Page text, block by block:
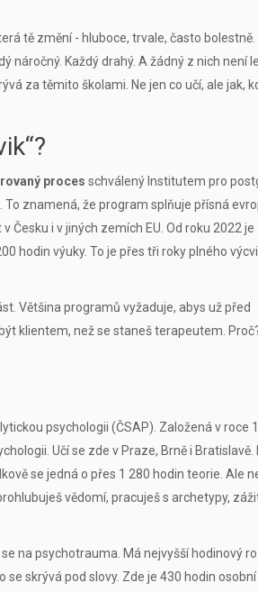
tě změní - hluboce, trvale, často bolestně.
náročný. Každý drahý. A žádný z nich není
za těmito školami. Ne jen co učí, ale jak,
proces schválený Institutem pro
. To znamená, že program splňuje přísná
i v jiných zemích EU. Od roku 2022 je
hodin výuky. To je přes tři roky plného
Většina programů vyžaduje, abys už před
klientem, než se staneš terapeutem.
psychologii (ČSAP) . Založená v roce
Učí se zde v Praze, Brně i Bratislavě.
se jedná o přes 1 280 hodin teorie. Ale
vědomí, pracuješ s archetypy,
na psychotrauma. Má nejvyšší hodinový
se skrývá pod slovy. Zde je 430 hodin osobní